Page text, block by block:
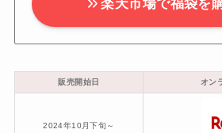
楽天市場で福袋を
販売開始日 オン
2024年10月下旬～